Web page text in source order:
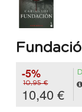
-5%
10,95 €
10,40 €